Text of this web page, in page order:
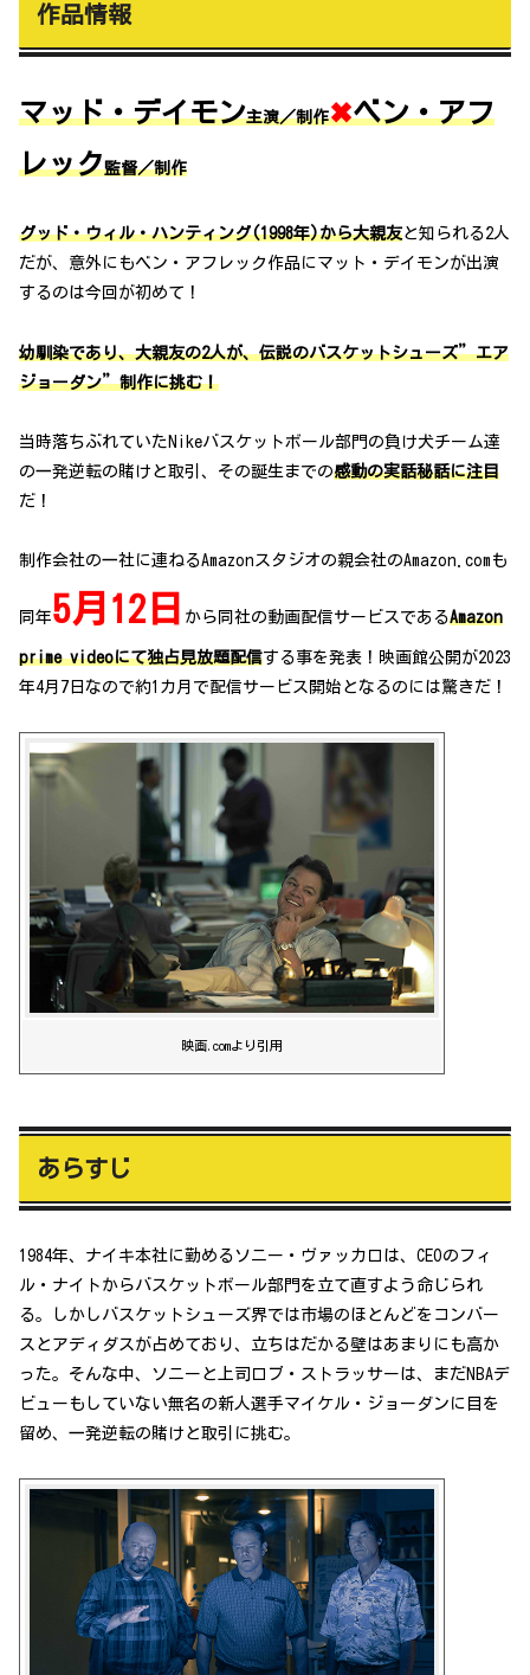
作品情報
マッド・デイモン主演／制作✖ベン・アフ
レック監督／制作
グッド・ウィル・ハンティング(1998年)から大親友と知られる2人
だが、意外にもベン・アフレック作品にマット・デイモンが出演
するのは今回が初めて！
幼馴染であり、大親友の2人が、伝説のバスケットシューズ”エア
ジョーダン”制作に挑む！
当時落ちぶれていたNikeバスケットボール部門の負け犬チーム達
の一発逆転の賭けと取引、その誕生までの感動の実話秘話に注目
だ！
制作会社の一社に連ねるAmazonスタジオの親会社のAmazon.comも
同年5月12日 から同社の動画配信サービスであるAmazon
prime videoにて独占見放題配信する事を発表！映画館公開が2023
年4月7日なので約1カ月で配信サービス開始となるのには驚きだ！
映画.comより引用
あらすじ
1984年、ナイキ本社に勤めるソニー・ヴァッカロは、CEOのフィ
ル・ナイトからバスケットボール部門を立て直すよう命じられ
る。しかしバスケットシューズ界では市場のほとんどをコンバー
スとアディダスが占めており、立ちはだかる壁はあまりにも高か
った。そんな中、ソニーと上司ロブ・ストラッサーは、まだNBAデ
ビューもしていない無名の新人選手マイケル・ジョーダンに目を
留め、一発逆転の賭けと取引に挑む。